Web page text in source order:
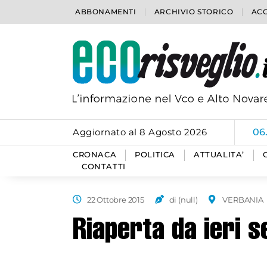
ABBONAMENTI ARCHIVIO STORICO
Aggiornato al 8 Agosto 2026
CRONACA POLITICA ATTUALITA’
CONTATTI
22 Ottobre 2015 di (null) VERBANIA
Riaperta da ieri